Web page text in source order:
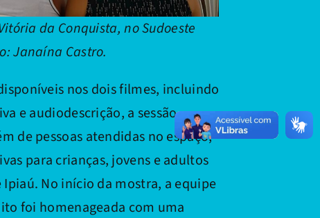
da Conquista, no Sudoeste
Janaína Castro.
nos dois filmes, incluindo
e audiodescrição, a sessão
de pessoas atendidas no espaço,
para crianças, jovens e adultos
No início da mostra, a equipe
foi homenageada com uma